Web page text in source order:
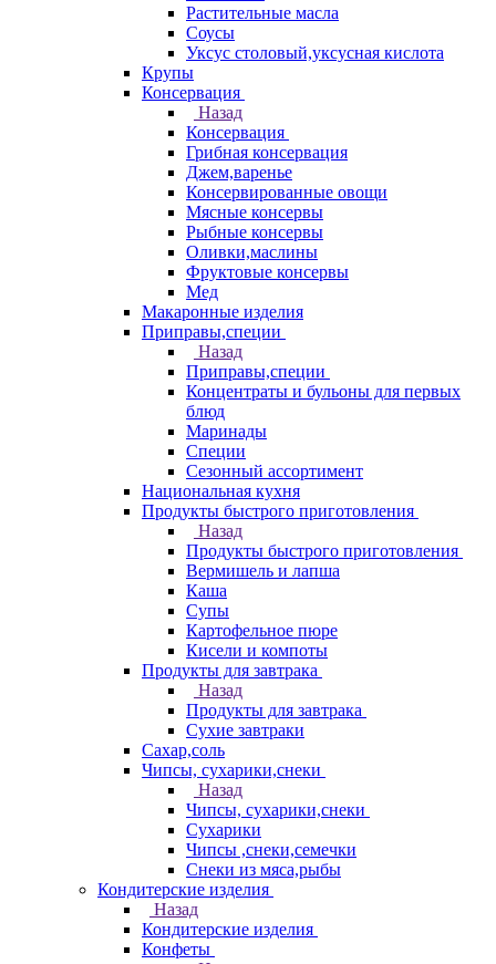
Растительные масла
Соусы
Уксус столовый,уксусная кислота
Крупы
Консервация
Назад
Консервация
Грибная консервация
Джем,варенье
Консервированные овощи
Мясные консервы
Рыбные консервы
Оливки,маслины
Фруктовые консервы
Мед
Макаронные изделия
Приправы,специи
Назад
Приправы,специи
Концентраты и бульоны для первых
блюд
Маринады
Специи
Сезонный ассортимент
Национальная кухня
Продукты быстрого приготовления
Назад
Продукты быстрого приготовления
Вермишель и лапша
Каша
Супы
Картофельное пюре
Кисели и компоты
Продукты для завтрака
Назад
Продукты для завтрака
Сухие завтраки
Сахар,соль
Чипсы, сухарики,снеки
Назад
Чипсы, сухарики,снеки
Сухарики
Чипсы ,снеки,семечки
Снеки из мяса,рыбы
Кондитерские изделия
Назад
Кондитерские изделия
Конфеты